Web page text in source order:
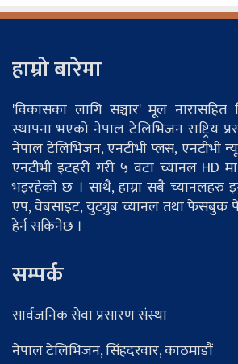
हाम्रो बारेमा
'विकासका लागि सञ्चार' मूल
स्थापना भएको नेपाल टेलिभिजन राष्ट्रिय
नेपाल टेलिभिजन, एनटीभी प्लस, एनटीभी
एनटीभी इटहरी गरी ५ वटा च्यानल HD
भइरहेको छ । साथै, हाम्रा सबै च्यानलहरु
एप, वेबसाइट, युट्युब च्यानल तथा फेसबुक
हेर्न सकिनेछ ।
सम्पर्क
सार्वजनिक सेवा प्रसारण संस्था
नेपाल टेलिभिजन, सिंहदरवार, काठमाडौं